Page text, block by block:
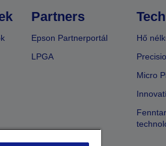
Partners
Epson Partnerportál
LPGA
Hő
Micro